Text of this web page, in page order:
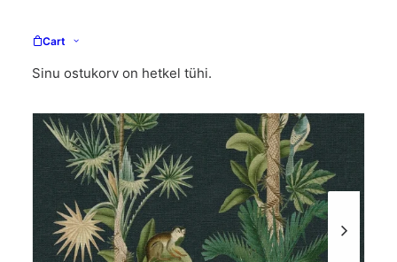
Cart
Sinu ostukorv on hetkel tühi.